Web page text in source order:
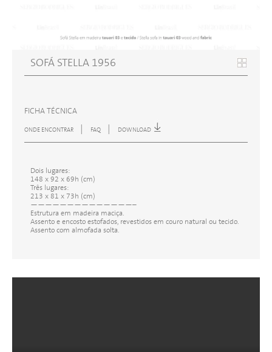
SOFÁ STELLA 1956
FICHA TÉCNICA
ONDE ENCONTRAR FAQ DOWNLOAD
Dois lugares:
148 x 92 x 69h (cm)
Três lugares:
213 x 81 x 73h (cm)
——————————————–
Estrutura em madeira maciça.
Assento e encosto estofados, revestidos em couro natural ou tecido.
Assento com almofada solta.